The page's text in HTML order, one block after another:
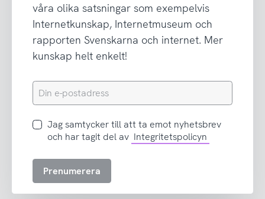
våra olika satsningar som exempelvis
Internetkunskap, Internetmuseum och
rapporten Svenskarna och internet. Mer
kunskap helt enkelt!
Din
e-
Jag
samtycker
att
Jag samtycker till att ta emot nyhetsbrev
och har tagit del av Integritetspolicyn
Prenumerera